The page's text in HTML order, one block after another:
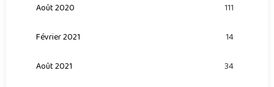
Août 2020 111
Février 2021 14
Août 2021 34